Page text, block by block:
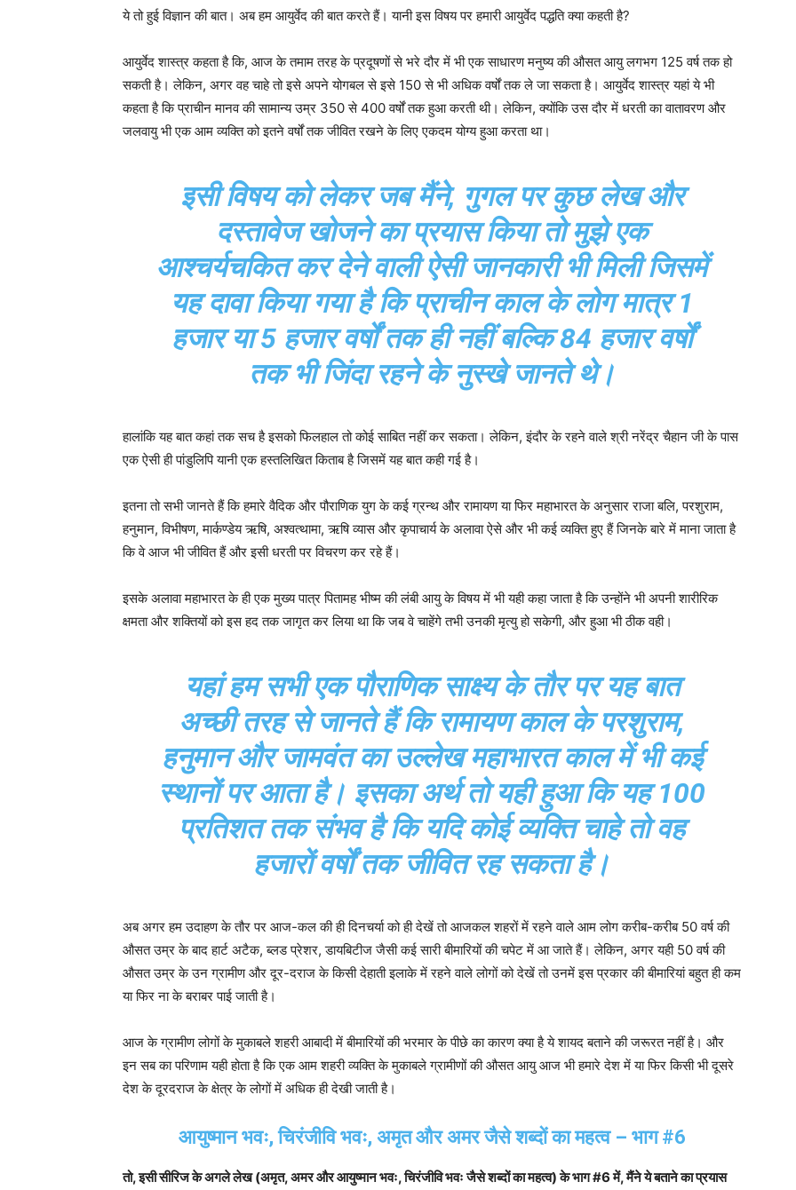
ये तो हुई विज्ञान की बात। अब हम आयुर्वेद की बात करते हैं। यानी इस विषय पर हमारी आयुर्वेद पद्धति क्या कहती है?
आयुर्वेद शास्त्र कहता है कि, आज के तमाम तरह के प्रदूषणों से भरे दौर में भी एक साधारण मनुष्य की औसत आयु लगभग 125 वर्ष तक हो
सकती है। लेकिन, अगर वह चाहे तो इसे अपने योगबल से इसे 150 से भी अधिक वर्षों तक ले जा सकता है। आयुर्वेद शास्त्र यहां ये भी
कहता है कि प्राचीन मानव की सामान्य उम्र 350 से 400 वर्षों तक हुआ करती थी। लेकिन, क्योंकि उस दौर में धरती का वातावरण और
जलवायु भी एक आम व्यक्ति को इतने वर्षों तक जीवित रखने के लिए एकदम योग्य हुआ करता था।
इसी विषय को लेकर जब मैंने, गुगल पर कुछ लेख और
दस्तावेज खोजने का प्रयास किया तो मुझे एक
आश्चर्यचकित कर देने वाली ऐसी जानकारी भी मिली जिसमें
यह दावा किया गया है कि प्राचीन काल के लोग मात्र 1
हजार या 5 हजार वर्षों तक ही नहीं बल्कि 84 हजार वर्षों
तक भी जिंदा रहने के नुस्खे जानते थे।
हालांकि यह बात कहां तक सच है इसको फिलहाल तो कोई साबित नहीं कर सकता। लेकिन, इंदौर के रहने वाले श्री नरेंद्र चैहान जी के पास
एक ऐसी ही पांडुलिपि यानी एक हस्तलिखित किताब है जिसमें यह बात कही गई है।
इतना तो सभी जानते हैं कि हमारे वैदिक और पौराणिक युग के कई ग्रन्थ और रामायण या फिर महाभारत के अनुसार राजा बलि, परशुराम,
हनुमान, विभीषण, मार्कण्डेय ऋषि, अश्‍वत्थामा, ऋषि व्यास और कृपाचार्य के अलावा ऐसे और भी कई व्यक्ति हुए हैं जिनके बारे में माना जाता है
कि वे आज भी जीवित हैं और इसी धरती पर विचरण कर रहे हैं।
इसके अलावा महाभारत के ही एक मुख्य पात्र पितामह भीष्म की लंबी आयु के विषय में भी यही कहा जाता है कि उन्होंने भी अपनी शारीरिक
क्षमता और शक्तियों को इस हद तक जागृत कर लिया था कि जब वे चाहेंगे तभी उनकी मृत्यु हो सकेगी, और हुआ भी ठीक वही।
यहां हम सभी एक पौराणिक साक्ष्य के तौर पर यह बात
अच्छी तरह से जानते हैं कि रामायण काल के परशुराम,
हनुमान और जामवंत का उल्लेख महाभारत काल में भी कई
स्थानों पर आता है। इसका अर्थ तो यही हुआ कि यह 100
प्रतिशत तक संभव है कि यदि कोई व्यक्ति चाहे तो वह
हजारों वर्षों तक जीवित रह सकता है।
अब अगर हम उदाहण के तौर पर आज-कल की ही दिनचर्या को ही देखें तो आजकल शहरों में रहने वाले आम लोग करीब-करीब 50 वर्ष की
औसत उम्र के बाद हार्ट अटैक, ब्लड प्रेशर, डायबिटीज जैसी कई सारी बीमारियों की चपेट में आ जाते हैं। लेकिन, अगर यही 50 वर्ष की
औसत उम्र के उन ग्रामीण और दूर-दराज के किसी देहाती इलाके में रहने वाले लोगों को देखें तो उनमें इस प्रकार की बीमारियां बहुत ही कम
या फिर ना के बराबर पाई जाती है।
आज के ग्रामीण लोगों के मुकाबले शहरी आबादी में बीमारियों की भरमार के पीछे का कारण क्या है ये शायद बताने की जरूरत नहीं है। और
इन सब का परिणाम यही होता है कि एक आम शहरी व्यक्ति के मुकाबले ग्रामीणों की औसत आयु आज भी हमारे देश में या फिर किसी भी दूसरे
देश के दूरदराज के क्षेत्र के लोगों में अधिक ही देखी जाती है।
आयुष्मान भवः, चिरंजीवि भवः, अमृत और अमर जैसे शब्दों का महत्व – भाग #6
तो, इसी सीरिज के अगले लेख (अमृत, अमर और आयुष्मान भवः, चिरंजीवि भवः जैसे शब्दों का महत्व) के भाग #6 में, मैंने ये बताने का प्रयास